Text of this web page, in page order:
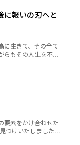
る者と、陽炎をだま
※本作品は
ス」の転載です。
。基本的に総受け設
がありますので苦手
行病っぽい描写が第
切関係ないストー
ち後にどうしてそ
実の例の病とは一
に報いの刃へと
に生きて、その全て
もその人生を不本
もう他人の為に生
して彼は
要素をかけ合わせた